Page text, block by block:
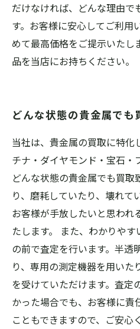
だけなければ、どんな理由で
す。お客様に安心してご利用
めて最高価格をご提示いたし
品を当店にお持ちください。
どんな状態の貴金属でも
当社は、貴金属の買取に特化
チナ・ダイヤモンド・宝石・
どんな状態の貴金属でも買取
り、磨耗していたり、壊れて
お客様が手放したいと思われ
たします。 また、わかりや
の前で査定を行います。半透
り、専用の測定機器を用いた
を受けていただけます。査定
かった場合でも、お客様に責
こともできますので、ご安心